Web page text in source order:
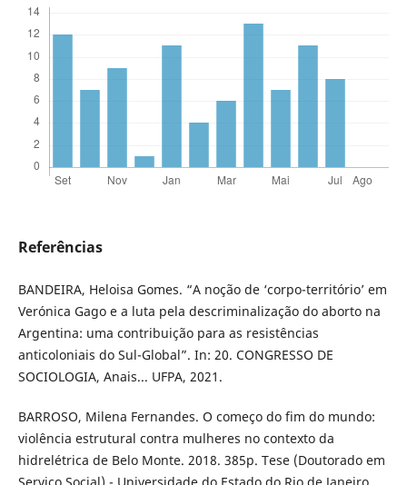
Referências
BANDEIRA, Heloisa Gomes. “A noção de ‘corpo-território’ em
Verónica Gago e a luta pela descriminalização do aborto na
Argentina: uma contribuição para as resistências
anticoloniais do Sul-Global”. In: 20. CONGRESSO DE
SOCIOLOGIA, Anais... UFPA, 2021.
BARROSO, Milena Fernandes. O começo do fim do mundo:
violência estrutural contra mulheres no contexto da
hidrelétrica de Belo Monte. 2018. 385p. Tese (Doutorado em